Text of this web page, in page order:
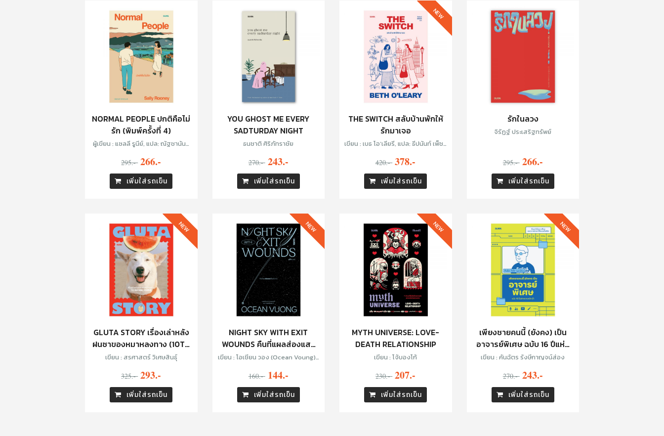
NORMAL PEOPLE ปกติคือไม่
รัก (พิมพ์ครั้งที่ 4)
ผู้เขียน : แซลลี รูนีย์, แปล: ณัฐชานันท์
295.- 266.-
เพิ่มใส่รถเข็น
YOU GHOST ME EVERY
SADTURDAY NIGHT
ธนชาติ ศิริภัทราชัย
270.- 243.-
เพิ่มใส่รถเข็น
THE SWITCH สลับบ้านพักให้
รักมาเจอ
เขียน : เบธ โอ’เลียรี, แปล: ธีปนันท์ เพ็ชร์
420.- 378.-
เพิ่มใส่รถเข็น
NEW
รักในลวง
จิรัฏฐ์ ประเสริฐทรัพย์
295.- 266.-
เพิ่มใส่รถเข็น
GLUTA STORY เรื่องเล่าหลัง
ฝนซาของหมาหลงทาง (10TH
ANNIVERSARY EDITION)
เขียน : สรศาสตร์ วิเศษสินธุ์
325.- 293.-
เพิ่มใส่รถเข็น
NEW
NIGHT SKY WITH EXIT
WOUNDS คืนที่แผลส่องแสง
เป็นประกาย
เขียน : โอเชียน วอง (Ocean Voung) ,
160.- 144.-
เพิ่มใส่รถเข็น
NEW
MYTH UNIVERSE: LOVE-
DEATH RELATIONSHIP
เขียน : โจ้บองโก้
230.- 207.-
เพิ่มใส่รถเข็น
NEW
เพียงชายคนนี้ (ยังคง) เป็น
อาจารย์พิเศษ ฉบับ 16 ปีแห่ง
ความหวัง (?)
เขียน : คันฉัตร รังษีกาญจน์ส่อง
270.- 243.-
เพิ่มใส่รถเข็น
NEW